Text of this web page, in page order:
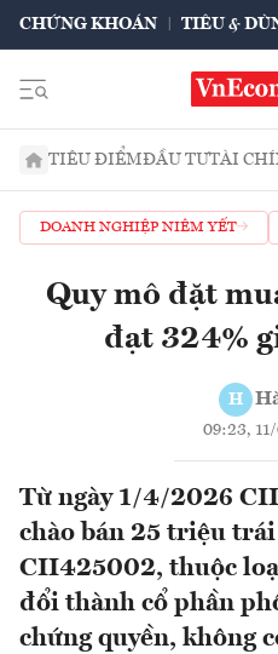
CHỨNG KHOÁN TIÊU &
TIÊU ĐIỂMĐẦU TƯTÀI
DOANH NGHIỆP NIÊM YẾT
Quy mô đặt
đạt 324%
H
09:23,
Từ ngày 1/4/2026
chào bán 25 triệu
CII425002, thuộc
đổi thành cổ phần
chứng quyền, không